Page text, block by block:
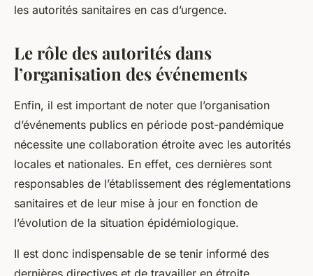
les autorités sanitaires en cas d’urgence.
Le rôle des autorités dans
l’organisation des événements
Enfin, il est important de noter que l’organisation
d’événements publics en période post-pandémique
nécessite une collaboration étroite avec les autorités
locales et nationales. En effet, ces dernières sont
responsables de l’établissement des réglementations
sanitaires et de leur mise à jour en fonction de
l’évolution de la situation épidémiologique.
Il est donc indispensable de se tenir informé des